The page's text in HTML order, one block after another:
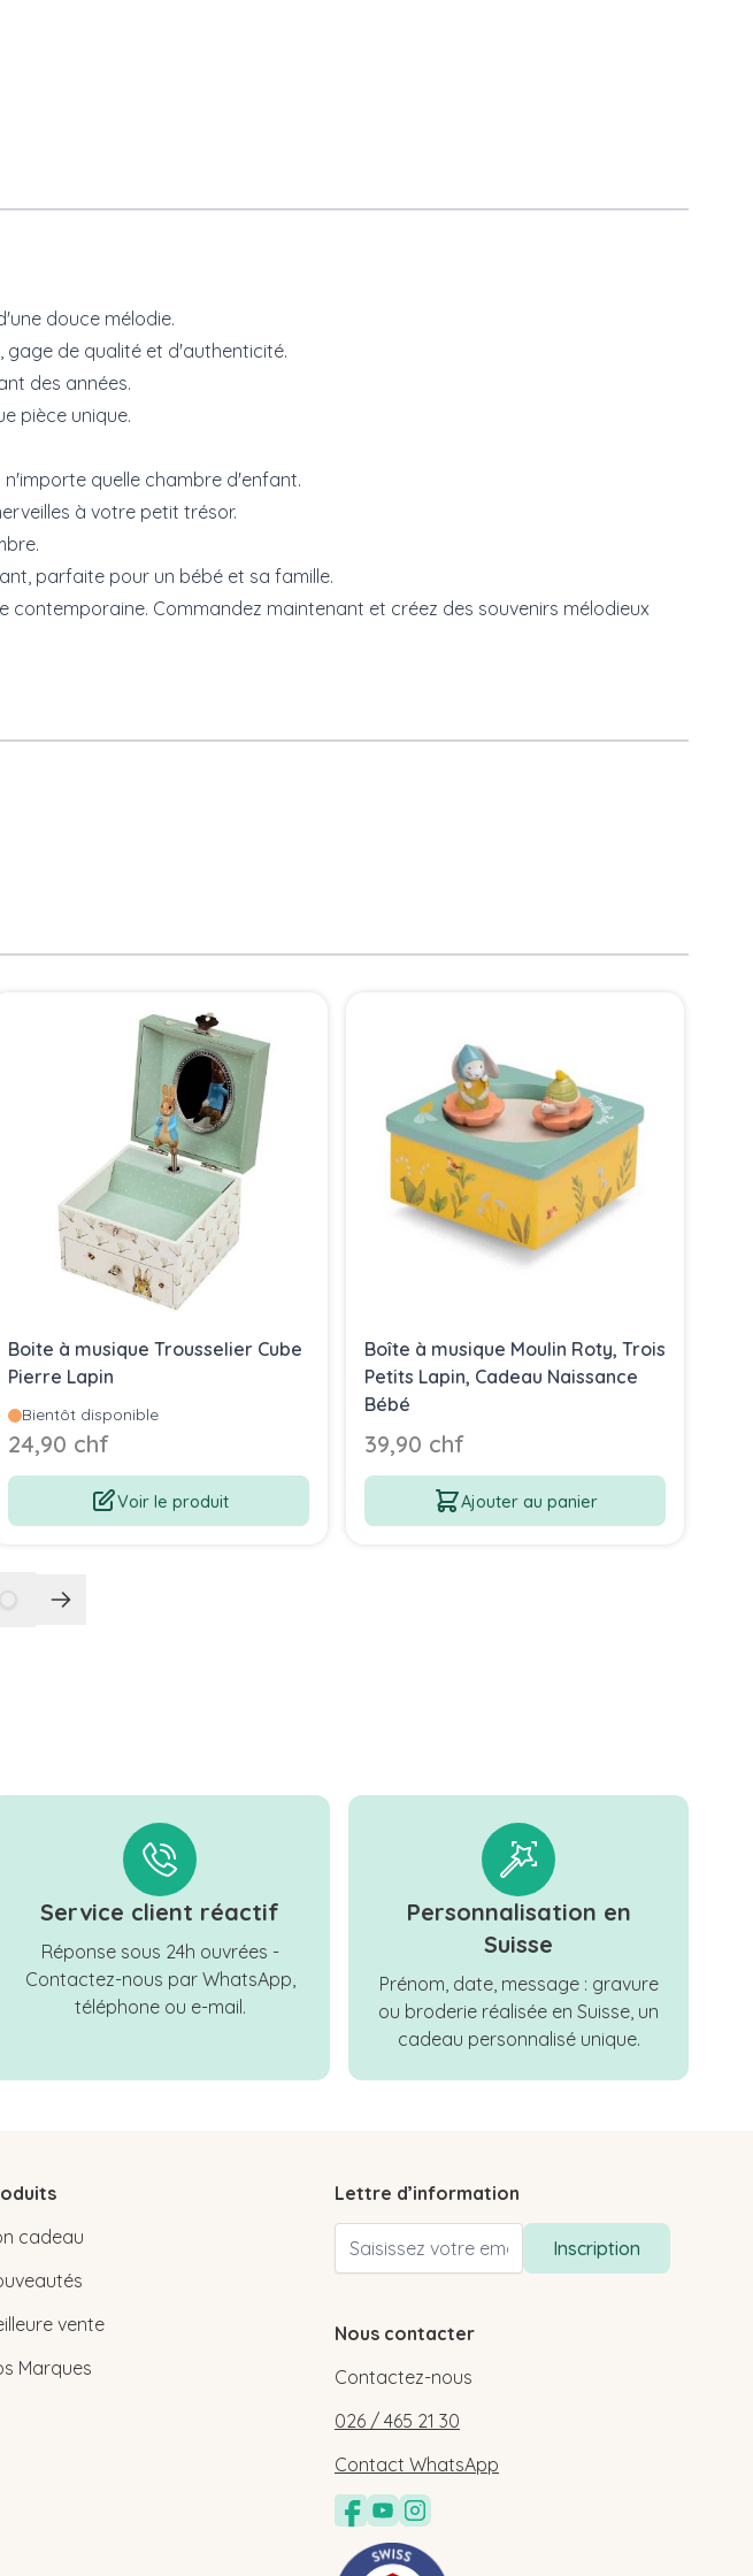
douce mélodie.
gage de qualité et d'authenticité.
des années.
pièce unique.
quelle chambre d'enfant.
à votre petit trésor.
parfaite pour un bébé et sa famille.
Commandez maintenant et créez des souvenirs mélodieux
Boite à musique Trousselier Cube
Pierre Lapin
Bientôt disponible
24,90 chf
Voir le produit
Boîte à musique Moulin Roty, Trois
Petits Lapin, Cadeau Naissance
Bébé
39,90 chf
Ajouter au panier
Service client réactif
Réponse sous 24h ouvrées -
Contactez-nous par WhatsApp,
téléphone ou e-mail.
Personnalisation en
Suisse
Prénom, date, message : gravure
ou broderie réalisée en Suisse, un
cadeau personnalisé unique.
cadeau
vente
Marques
Lettre d’information
Adresse email
Inscription
Nous contacter
Contactez-nous
026 / 465 21 30
Contact WhatsApp